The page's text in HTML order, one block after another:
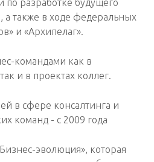
по разработке будущего
а также в ходе федеральных
и «Архипелаг».
командами как в
и в проектах коллег.
в сфере консалтинга и
команд - с 2009 года
эволюция», которая